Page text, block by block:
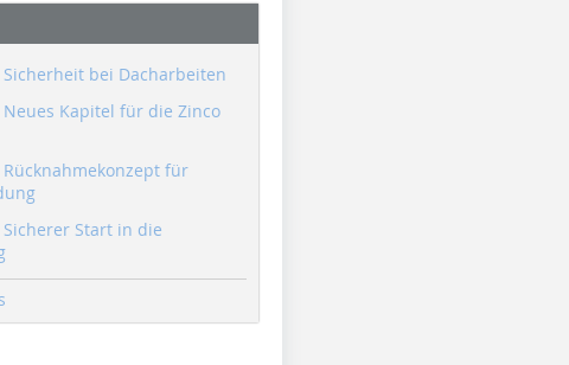
Sicherheit bei Dacharbeiten
Neues Kapitel für die Zinco
Rücknahmekonzept für
Sicherer Start in die